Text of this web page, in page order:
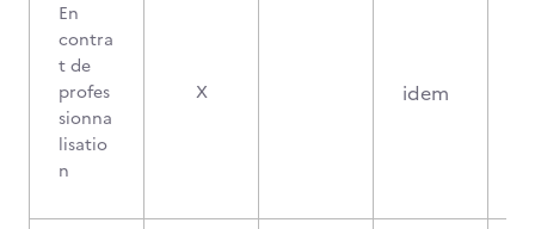
En
contra
t de
profes
sionna
lisatio
n
X idem